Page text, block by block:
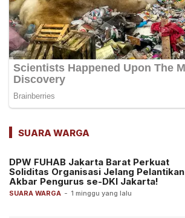
SUARA WARGA
SUARA WARGA - 1 minggu yang lalu
DPW FUHAB Jakarta Barat Perkuat
Soliditas Organisasi Jelang Pelantikan
Akbar Pengurus se-DKI Jakarta!